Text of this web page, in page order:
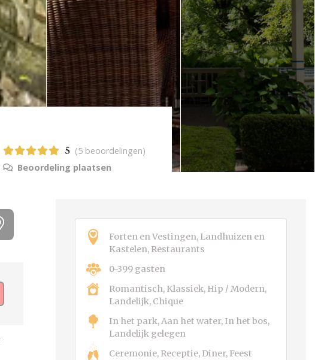
5 (5 beoordelingen)
Beoordeling plaatsen
Forten en Vestingen, Landhuizen en
Kastelen, Restaurants
0-399 gasten
Romantisch, Klassiek, Hip / Modern,
Landelijk, Chique
In het park, Aan het water, In het bos,
Landelijk gelegen
Ceremonie, Receptie, Diner, Feest